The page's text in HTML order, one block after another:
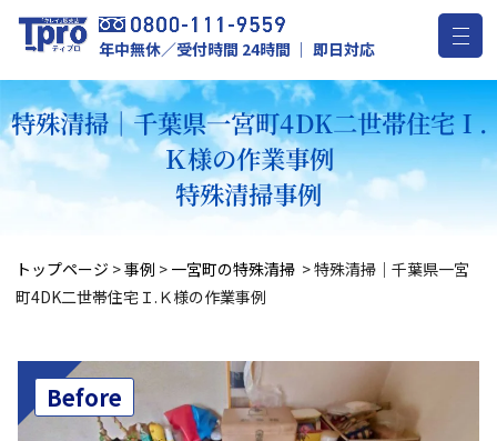
年中無休／受付時間 24時間 ｜ 即日対応
特殊清掃｜千葉県一宮町4DK二世帯住宅Ｉ.
Ｋ様の作業事例
特殊清掃事例
トップページ >事例 > 一宮町の特殊清掃 >特殊清掃｜千葉県一宮
町4DK二世帯住宅Ｉ.Ｋ様の作業事例
Before